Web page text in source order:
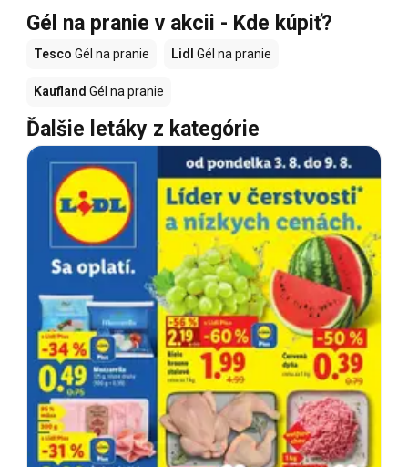
Gél na pranie v akcii - Kde kúpiť?
Tesco Gél na pranie Lidl Gél na pranie
Kaufland Gél na pranie
Ďalšie letáky z kategórie